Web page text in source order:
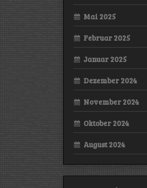
Mai 2025
Februar 2025
Januar 2025
Dezember 2024
November 2024
Oktober 2024
August 2024